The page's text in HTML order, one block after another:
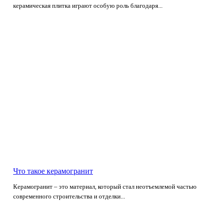
керамическая плитка играют особую роль благодаря...
Что такое керамогранит
Керамогранит – это материал, который стал неотъемлемой частью
современного строительства и отделки...